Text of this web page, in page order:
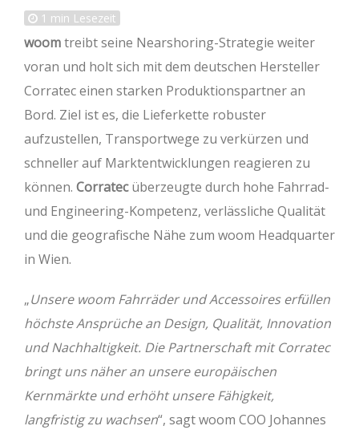
1 min Lesezeit
woomtreibt seine Nearshoring-Strategie weiter
voran und holt sich mit dem deutschen Hersteller
Corratec einen starken Produktionspartner an
Bord. Ziel ist es, die Lieferkette robuster
aufzustellen, Transportwege zu verkürzen und
schneller auf Marktentwicklungen reagieren zu
können. Corratecüberzeugte durch hohe Fahrrad-
und Engineering-Kompetenz, verlässliche Qualität
und die geografische Nähe zum woom Headquarter
in Wien.
„Unsere woom Fahrräder und Accessoires erfüllen
höchste Ansprüche an Design, Qualität, Innovation
und Nachhaltigkeit. Die Partnerschaft mit Corratec
bringt uns näher an unsere europäischen
Kernmärkte und erhöht unsere Fähigkeit,
langfristig zu wachsen“, sagt woom COO Johannes